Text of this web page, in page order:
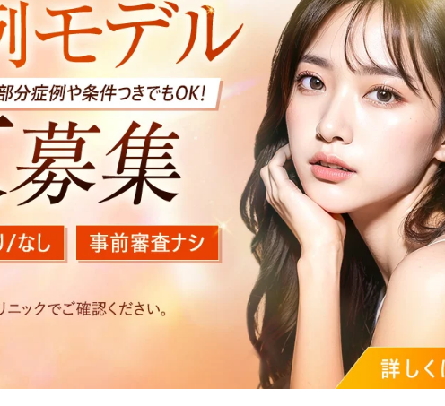
に収集する情報
情報をパブリックDMP事業者およびアフィリエイトサービスプロバ
有している患者様の個人情報と紐づける場合があります。
目的で利用いたします。
ービスの提供、医療関連商品の販売、アフターケア対応、これらに
医療機関、検査機関及び研究機関との連携のため
サービス・販売する医療関連商品に関する患者様へのアンケートの
ス履歴、閲覧記録等に関する情報の収集、分析